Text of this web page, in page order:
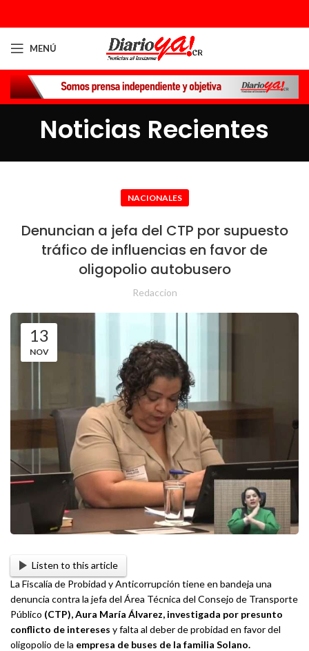
MENÚ
Noticias Recientes
NACIONALES
Denuncian a jefa del CTP por supuesto
tráfico de influencias en favor de
oligopolio autobusero
Redaccion
13
NOV
Listen to this article
La Fiscalía de Probidad y Anticorrupción tiene en bandeja una
denuncia contra la jefa del Área Técnica del Consejo de Transporte
Público (CTP), Aura María Álvarez, investigada por presunto
conflicto de intereses y falta al deber de probidad en favor del
oligopolio de la empresa de buses de la familia Solano.